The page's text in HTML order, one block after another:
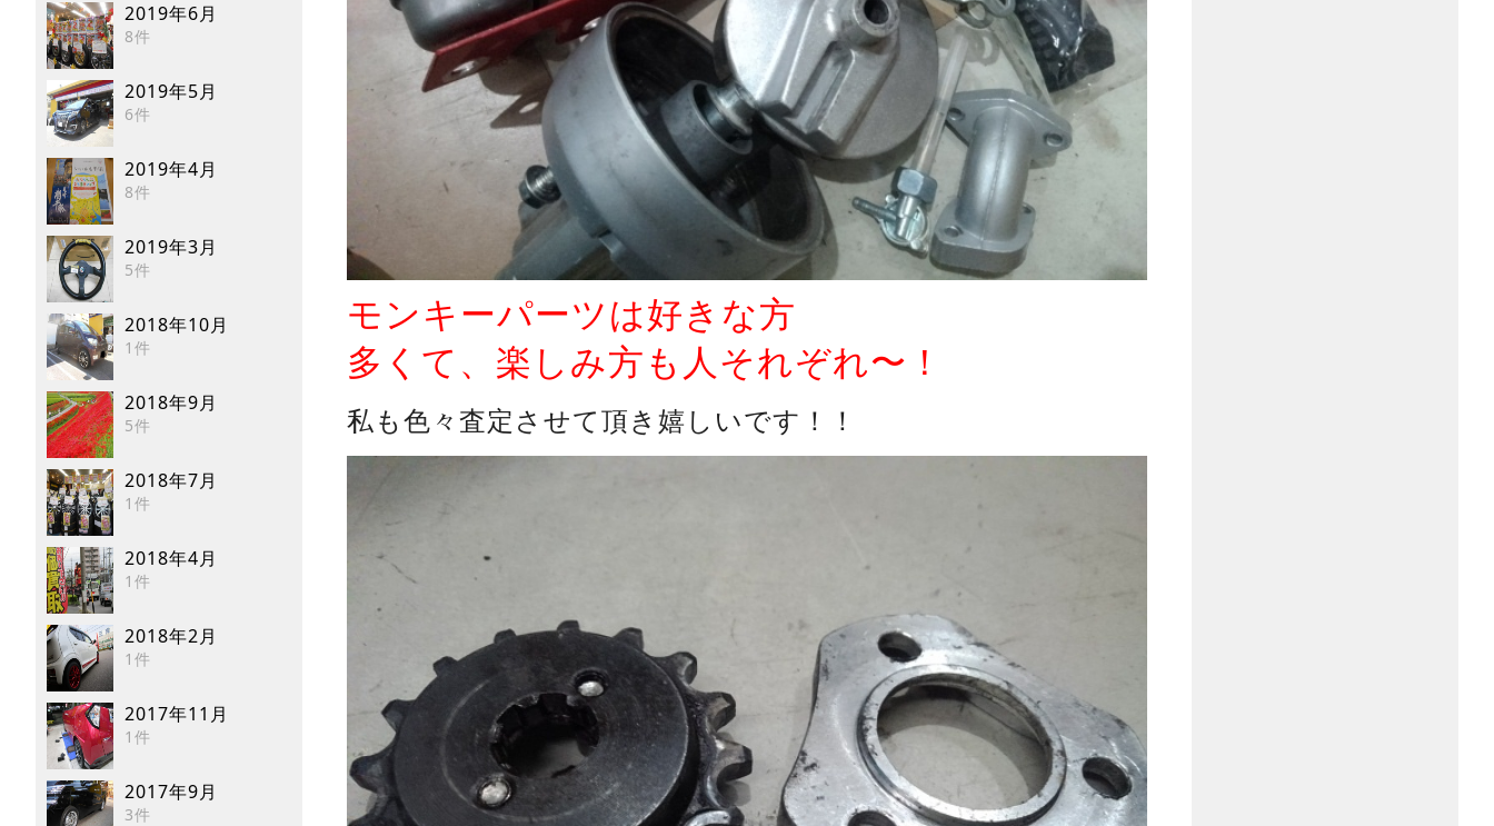
2019年6月
8件
2019年5月
6件
2019年4月
8件
2019年3月
5件
2018年10月
1件
2018年9月
5件
2018年7月
1件
2018年4月
1件
2018年2月
1件
2017年11月
1件
2017年9月
3件
モンキーパーツは好きな方
多くて、楽しみ方も人それぞれ〜！
私も色々査定させて頂き嬉しいです！！